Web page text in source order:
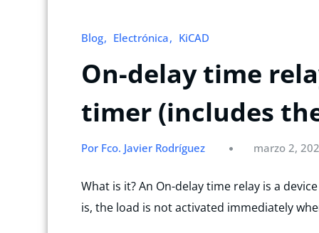
Blog Electrónica KiCAD
On-delay time
timer (includes
Por Fco. Javier Rodríguez marzo 2,
What is it? An On-delay time relay is a
is, the load is not activated immediately